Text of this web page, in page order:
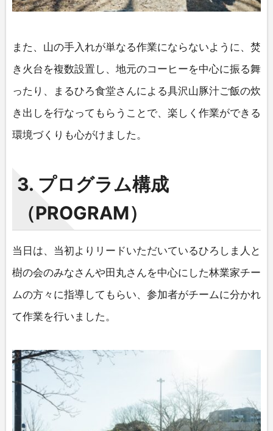
また、山の手入れが単なる作業にならないように、焚
き火台を複数設置し、地元のコーヒーを中心に振る舞
ったり、まるひろ食堂さんによる具沢山豚汁ご飯の炊
き出しを行なってもらうことで、楽しく作業ができる
環境づくりも心がけました。
3. プログラム構成
（PROGRAM）
当日は、当初よりリードいただいているひろしま人と
樹の会のみなさんや田丸さんを中心にした林業家チー
ムの方々に指導してもらい、参加者がチームに分かれ
て作業を行いました。